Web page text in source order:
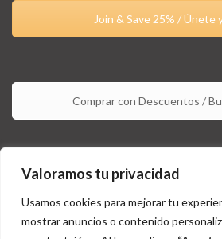
Valoramos tu privacidad
Usamos cookies para mejorar tu
mostrar anuncios o contenido
Join & Save 25% / Únete
Comprar con Descuentos /